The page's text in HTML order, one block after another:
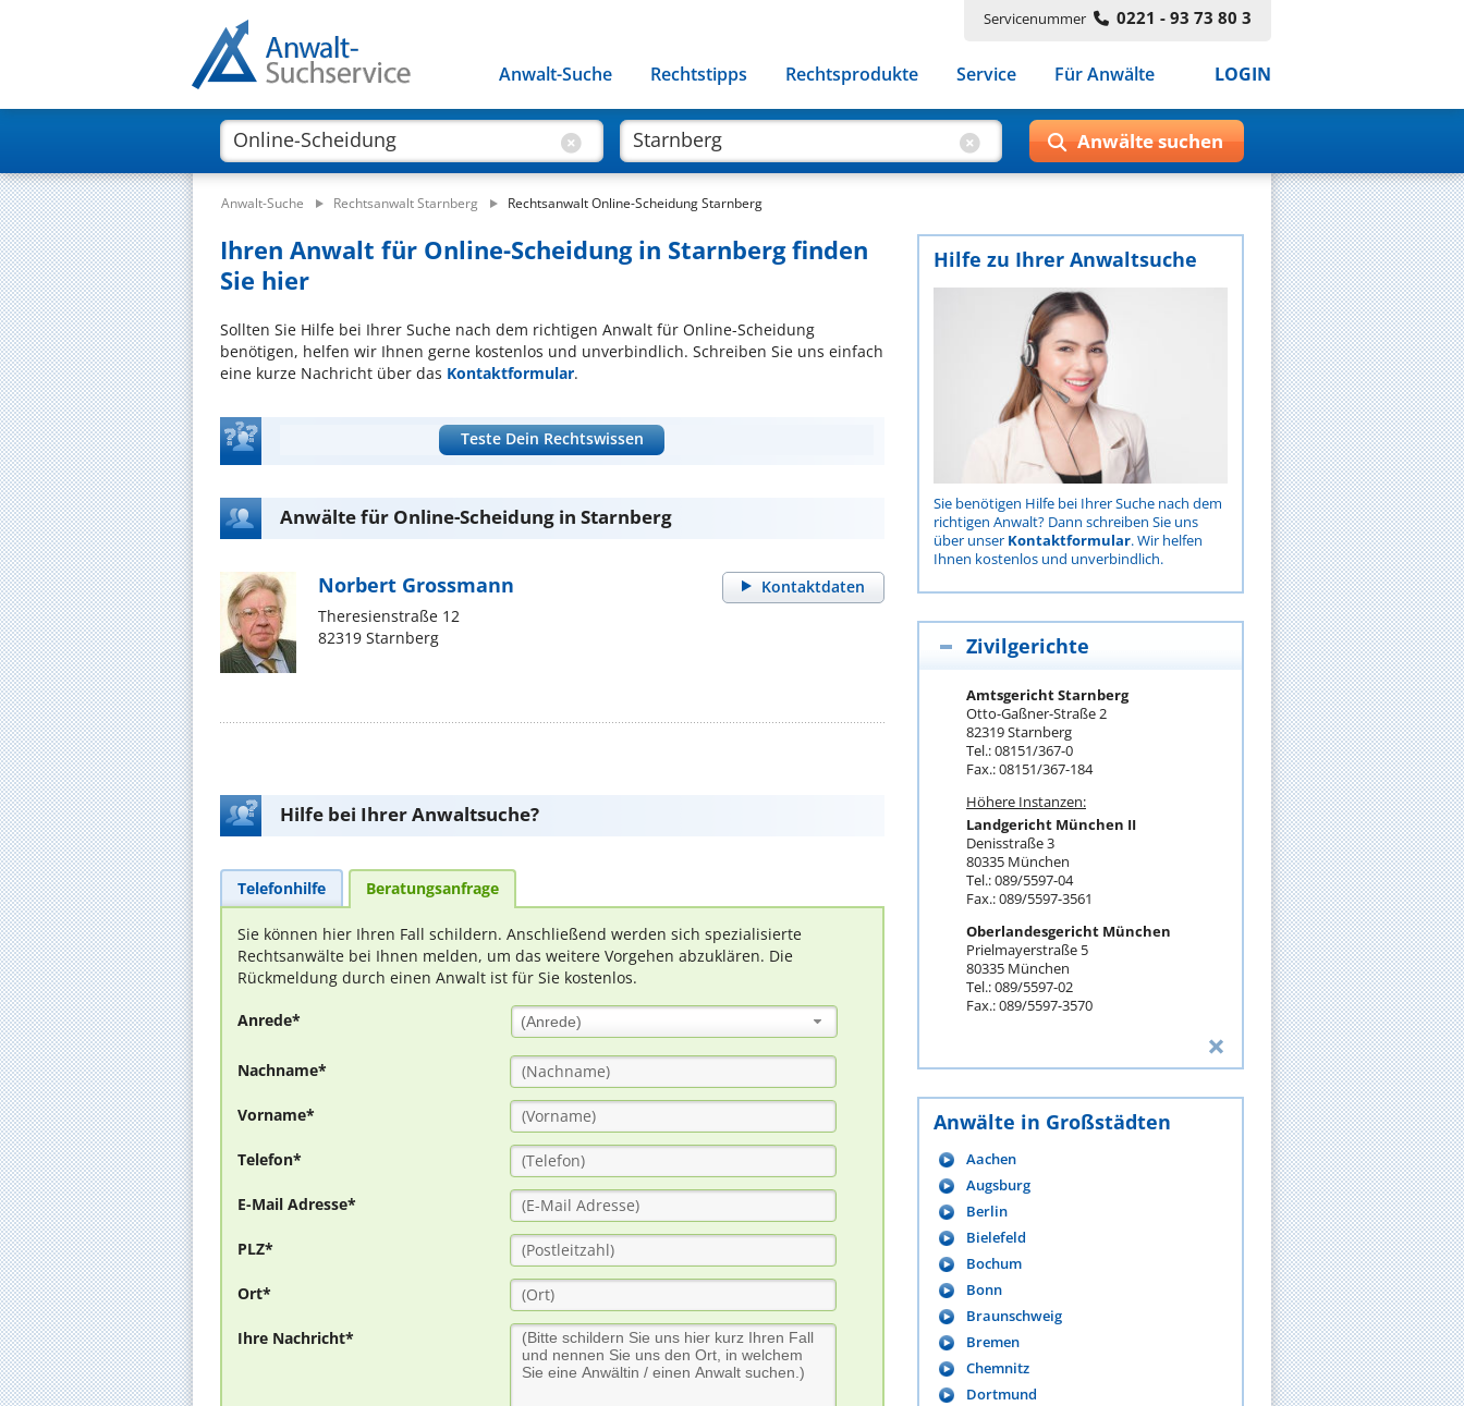
Servicenummer 0221 - 93 73 80 3
Anwalt-Suche Rechtstipps Rechtsprodukte Service Für Anwälte LOGIN
Anwalt-Suche Rechtsanwalt Starnberg Rechtsanwalt Online-Scheidung Starnberg
Ihren Anwalt für Online-Scheidung in Starnberg finden
Sie hier
Sollten Sie Hilfe bei Ihrer Suche nach dem richtigen Anwalt für Online-Scheidung
benötigen, helfen wir Ihnen gerne kostenlos und unverbindlich. Schreiben Sie uns einfach
eine kurze Nachricht über das Kontaktformular.
Teste Dein Rechtswissen
Anwälte für Online-Scheidung in Starnberg
Kontaktdaten
Norbert Grossmann
Theresienstraße 12
82319 Starnberg
Hilfe bei Ihrer Anwaltsuche?
Telefonhilfe Beratungsanfrage
Sie können hier Ihren Fall schildern. Anschließend werden sich spezialisierte
Rechtsanwälte bei Ihnen melden, um das weitere Vorgehen abzuklären. Die
Rückmeldung durch einen Anwalt ist für Sie kostenlos.
Anrede* (Anrede)
Nachname*
Vorname*
Telefon*
E-Mail Adresse*
PLZ*
Ort*
Ihre Nachricht*
Hilfe zu Ihrer Anwaltsuche
Sie benötigen Hilfe bei Ihrer Suche nach dem
richtigen Anwalt? Dann schreiben Sie uns
über unser Kontaktformular. Wir helfen
Ihnen kostenlos und unverbindlich.
Zivilgerichte
Amtsgericht Starnberg
Otto-Gaßner-Straße 2
82319 Starnberg
Tel.: 08151/367-0
Fax.: 08151/367-184
Höhere Instanzen:
Landgericht München II
Denisstraße 3
80335 München
Tel.: 089/5597-04
Fax.: 089/5597-3561
Oberlandesgericht München
Prielmayerstraße 5
80335 München
Tel.: 089/5597-02
Fax.: 089/5597-3570
Anwälte in Großstädten
Aachen
Augsburg
Berlin
Bielefeld
Bochum
Bonn
Braunschweig
Bremen
Chemnitz
Dortmund